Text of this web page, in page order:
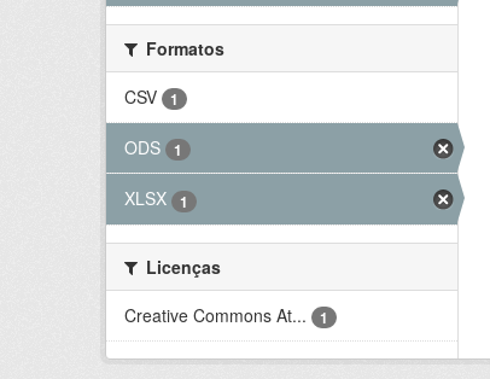
Formatos
CSV
1
ODS 1
XLSX 1
Licenças
Creative Commons At...
1